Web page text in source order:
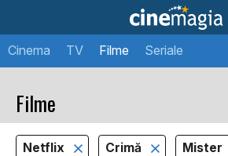
Cinema TV Filme Seriale
Filme
Netflix Crimă Mister